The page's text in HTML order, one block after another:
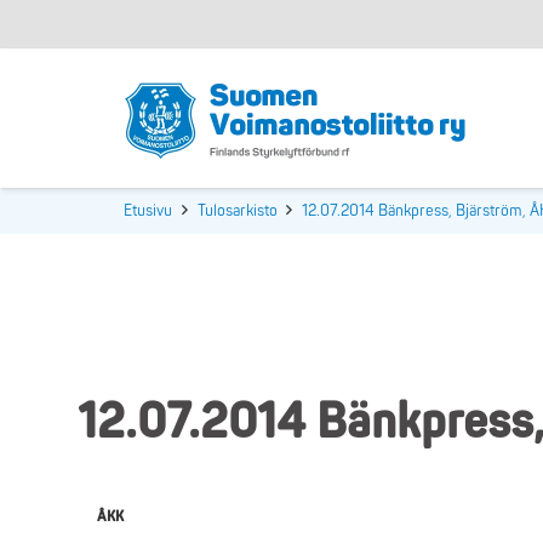
Etusivu Tulosarkisto 12.07.2014 Bänkpress, Bjärström,
12.07.2014
ÅKK